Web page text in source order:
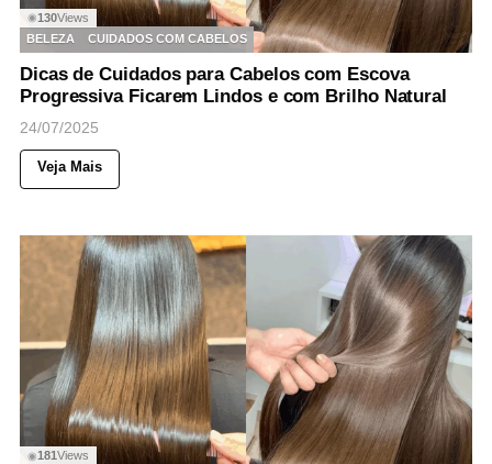
◉130Views
BELEZA
CUIDADOS COM CABELOS
Dicas de Cuidados para Cabelos com Escova
Progressiva Ficarem Lindos e com Brilho Natural
24/07/2025
Veja Mais
◉181Views